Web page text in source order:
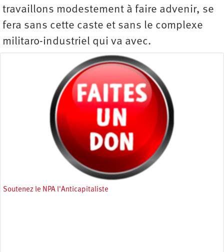
travaillons modestement à faire advenir, se
fera sans cette caste et sans le complexe
militaro-industriel qui va avec.
Soutenez le NPA l'Anticapitaliste